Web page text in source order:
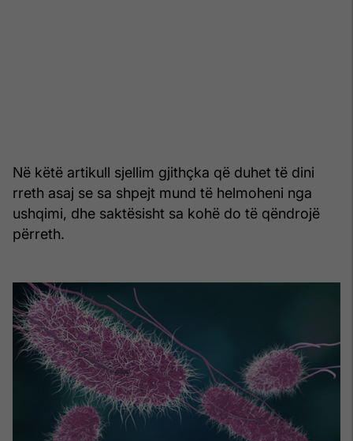
Në këtë artikull sjellim gjithçka që duhet të dini
rreth asaj se sa shpejt mund të helmoheni nga
ushqimi, dhe saktësisht sa kohë do të qëndrojë
përreth.